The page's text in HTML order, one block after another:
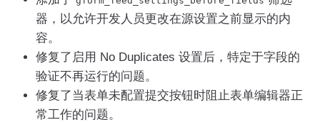
器，以允许开发人员更改在源设置之前显示的内
容。
修复了启用 No Duplicates 设置后，特定于字段的
验证不再运行的问题。
修复了当表单未配置提交按钮时阻止表单编辑器正
常工作的问题。